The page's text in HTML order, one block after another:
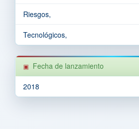
Riesgos,
Tecnológicos,
Fecha de lanzamiento
2018